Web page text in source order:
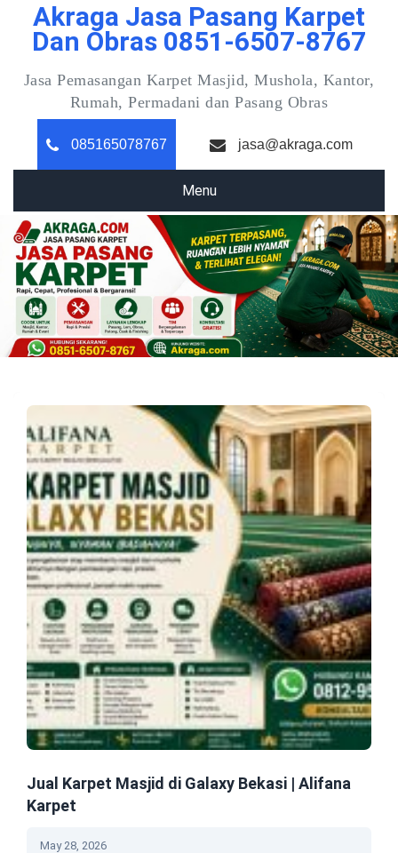
content
Akraga Jasa Pasang Karpet
Dan Obras 0851-6507-8767
Jasa Pemasangan Karpet Masjid, Mushola, Kantor,
Rumah, Permadani dan Pasang Obras
085165078767 jasa@akraga.com
Menu
Jual Karpet Masjid di Galaxy Bekasi | Alifana
Karpet
May 28, 2026